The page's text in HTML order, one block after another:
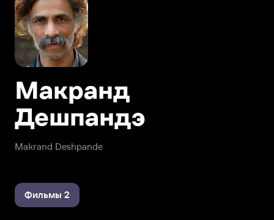
Makrand Deshpande
Макранд
Дешпандэ
Фильмы 2